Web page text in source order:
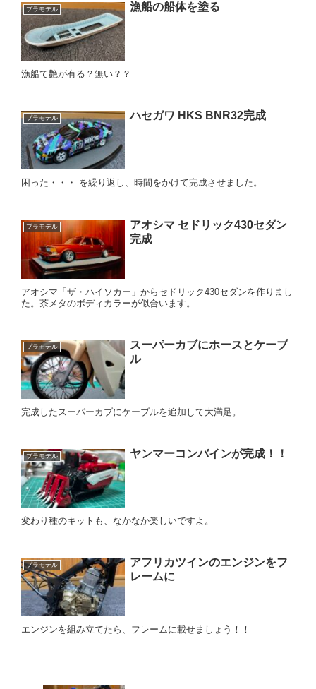
プラモデル 漁船の船体を塗る
漁船て艶が有る？無い？？
プラモデル ハセガワ HKS BNR32完成
困った・・・ を繰り返し、時間をかけて完成させました。
プラモデル
アオシマ セドリック430セダン
完成
アオシマ「ザ・ハイソカー」からセドリック430セダンを作りまし
た。茶メタのボディカラーが似合います。
プラモデル
スーパーカブにホースとケーブ
ル
完成したスーパーカブにケーブルを追加して大満足。
プラモデル ヤンマーコンバインが完成！！
変わり種のキットも、なかなか楽しいですよ。
プラモデル
アフリカツインのエンジンをフ
レームに
エンジンを組み立てたら、フレームに載せましょう！！